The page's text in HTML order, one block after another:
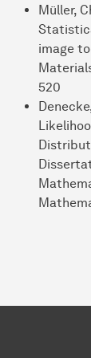
Müller,
image
520